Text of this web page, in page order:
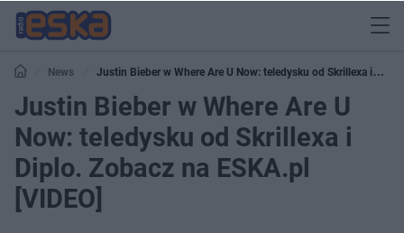
News
Justin Bieber w Where Are U Now: teledysku od Skrillexa i
Diplo. Zobacz na ESKA.pl [VIDEO]
Justin Bieber w Where Are U
Now: teledysku od Skrillexa i
Diplo. Zobacz na ESKA.pl
[VIDEO]